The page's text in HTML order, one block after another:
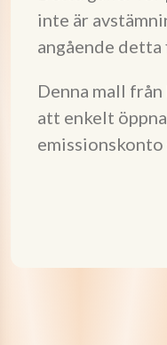
inte är
angående
Denna mall
att enkelt
emissionskonto